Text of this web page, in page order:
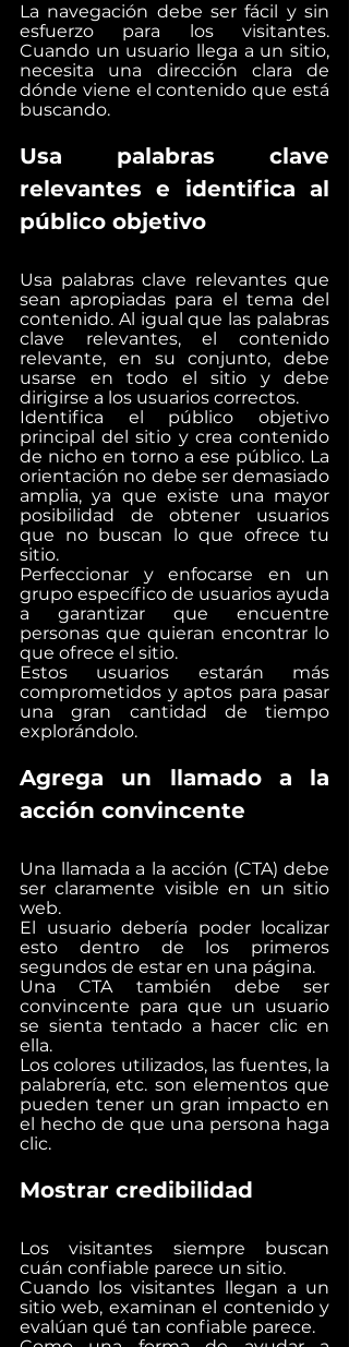
La navegación debe ser fácil y sin
esfuerzo para los visitantes.
Cuando un usuario llega a un sitio,
necesita una dirección clara de
dónde viene el contenido que está
buscando.
Usa palabras clave
relevantes e identifica al
público objetivo
Usa palabras clave relevantes que
sean apropiadas para el tema del
contenido. Al igual que las palabras
clave relevantes, el contenido
relevante, en su conjunto, debe
usarse en todo el sitio y debe
dirigirse a los usuarios correctos.
Identifica el público objetivo
principal del sitio y crea contenido
de nicho en torno a ese público. La
orientación no debe ser demasiado
amplia, ya que existe una mayor
posibilidad de obtener usuarios
que no buscan lo que ofrece tu
sitio.
Perfeccionar y enfocarse en un
grupo específico de usuarios ayuda
a garantizar que encuentre
personas que quieran encontrar lo
que ofrece el sitio.
Estos usuarios estarán más
comprometidos y aptos para pasar
una gran cantidad de tiempo
explorándolo.
Agrega un llamado a la
acción convincente
Una llamada a la acción (CTA) debe
ser claramente visible en un sitio
web.
El usuario debería poder localizar
esto dentro de los primeros
segundos de estar en una página.
Una CTA también debe ser
convincente para que un usuario
se sienta tentado a hacer clic en
ella.
Los colores utilizados, las fuentes, la
palabrería, etc. son elementos que
pueden tener un gran impacto en
el hecho de que una persona haga
clic.
Mostrar credibilidad
Los visitantes siempre buscan
cuán confiable parece un sitio.
Cuando los visitantes llegan a un
sitio web, examinan el contenido y
evalúan qué tan confiable parece.